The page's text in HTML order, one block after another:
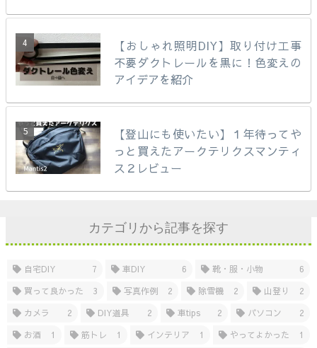
【おしゃれ照明DIY】取り付け工事
不要ダクトレールを黒に！色変えの
アイデアを紹介
【登山にも使いたい】１年待ってや
っと買えたアークテリクスマンティ
ス２レビュー
カテゴリから記事を探す
自宅DIY 7 車DIY 6 靴・服・小物
6
買って良かった
3 写真作例 2 除雪機 2 山登り
2
カメラ
2 DIY道具 2 車tips 2 パソコン
2
お酒
1 筋トレ 1 インテリア 1 やってよかった 1